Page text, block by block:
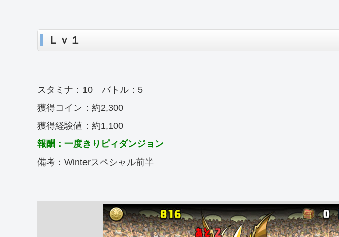
Ｌｖ１
スタミナ：10 バトル：5
獲得コイン：約2,300
獲得経験値：約1,100
報酬：一度きりピィダンジョン
備考：Winterスペシャル前半